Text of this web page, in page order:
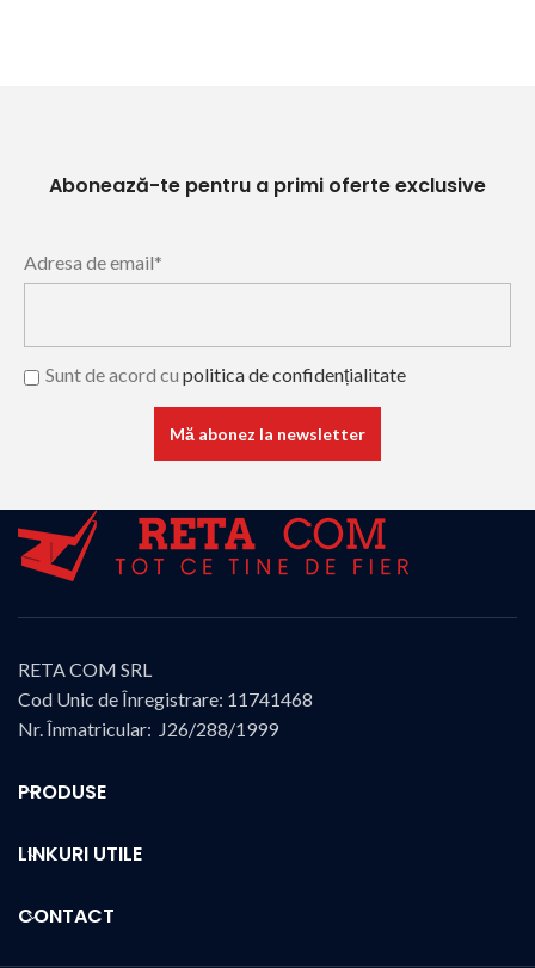
Abonează-te pentru a primi oferte exclusive
Adresa de email*
Sunt de acord cu politica de confidențialitate
RETA COM SRL
Cod Unic de Înregistrare: 11741468
Nr. Înmatricular: J26/288/1999
PRODUSE
LINKURI UTILE
CONTACT